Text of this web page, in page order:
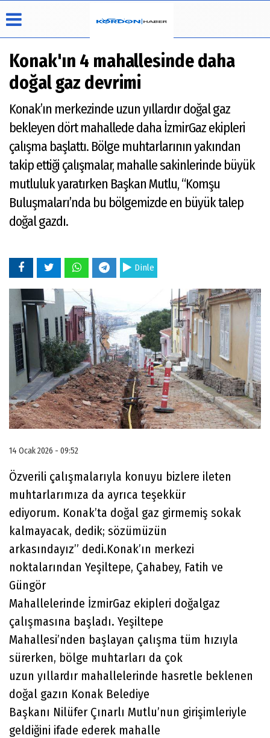
Haber
Arşivi
Durumu
Yazarları
Video
Foto
Galeri
İletişim
Çerez
Politikası
Gizlilik
İlkeleri
Konak'ın 4 mahallesinde daha
doğal gaz devrimi
Konak’ın merkezinde uzun yıllardır doğal gaz
bekleyen dört mahallede daha İzmirGaz ekipleri
çalışma başlattı. Bölge muhtarlarının yakından
takip ettiği çalışmalar, mahalle sakinlerinde büyük
mutluluk yaratırken Başkan Mutlu, “Komşu
Buluşmaları’nda bu bölgemizde en büyük talep
doğal gazdı.
Dinle
14 Ocak 2026 - 09:52
Özverili çalışmalarıyla konuyu bizlere ileten
muhtarlarımıza da ayrıca teşekkür
ediyorum. Konak’ta doğal gaz girmemiş sokak
kalmayacak, dedik; sözümüzün
arkasındayız” dedi.Konak’ın merkezi
noktalarından Yeşiltepe, Çahabey, Fatih ve
Güngör
Mahallelerinde İzmirGaz ekipleri doğalgaz
çalışmasına başladı. Yeşiltepe
Mahallesi’nden başlayan çalışma tüm hızıyla
sürerken, bölge muhtarları da çok
uzun yıllardır mahallelerinde hasretle beklenen
doğal gazın Konak Belediye
Başkanı Nilüfer Çınarlı Mutlu’nun girişimleriyle
geldiğini ifade ederek mahalle